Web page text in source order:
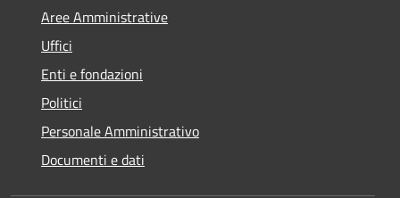
Aree Amministrative
Uffici
Enti e fondazioni
Politici
Personale Amministrativo
Documenti e dati